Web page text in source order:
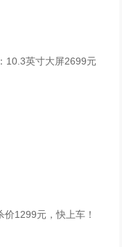
10.3英寸大屏2699元
1299元，快上车！